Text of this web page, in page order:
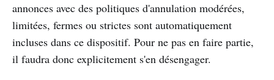
annonces avec des politiques d'annulation modérées,
limitées, fermes ou strictes sont automatiquement
incluses dans ce dispositif. Pour ne pas en faire partie,
il faudra donc explicitement s'en désengager.